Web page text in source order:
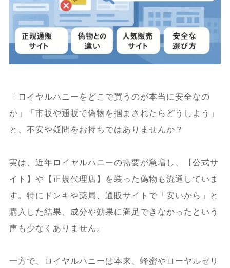
「ロイヤルハニーをどこで買うのが本当に安全なの
か」「市販や通販で偽物を掴まされたらどうしよう」
と、不安や疑問をお持ちではありませんか？
実は、近年ロイヤルハニーの需要が急増し、【公式サ
イト】や【正規代理店】を装った偽物も流通していま
す。特にドンキや薬局、通販サイトで「安いから」と
購入した結果、成分や効果に満足できなかったという
声も少なくありません。
一方で、ロイヤルハニーは本来、蜂蜜やローヤルゼリ